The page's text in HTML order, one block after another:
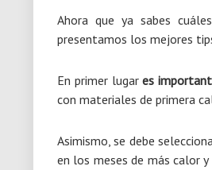
Ahora que ya sabes
presentamos los mejores
En primer lugares
con materiales de primera
Asimismo, se debe
en los meses de más calor